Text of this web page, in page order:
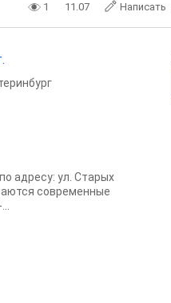
1 11.07 Написать
адресу: ул. Старых
современные